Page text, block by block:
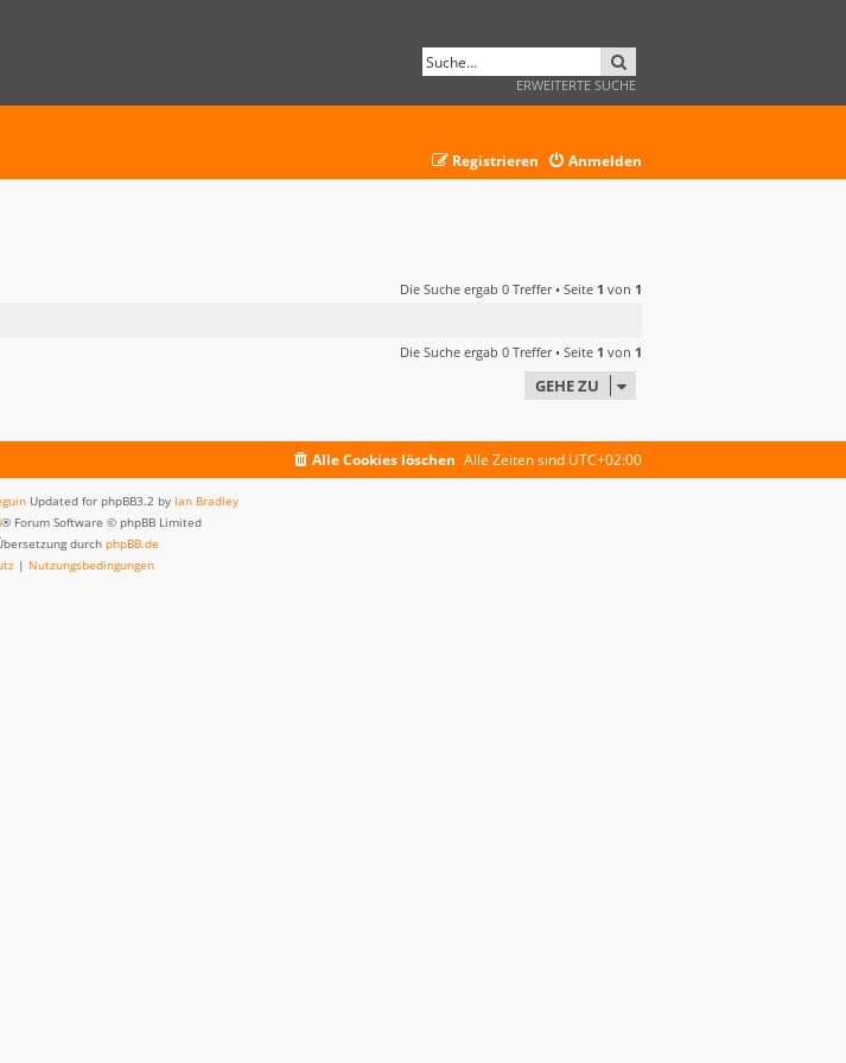
ERWEITERTE SUCHE
Anmelden
Registrieren
Die Suche ergab 0 Treffer • Seite 1 von 1
Die Suche ergab 0 Treffer • Seite 1 von 1
GEHE ZU
Alle Zeiten sind UTC+02:00
Alle Cookies löschen
Updated for phpBB3.2 by Ian Bradley
® Forum Software © phpBB Limited
durch phpBB.de
| Nutzungsbedingungen